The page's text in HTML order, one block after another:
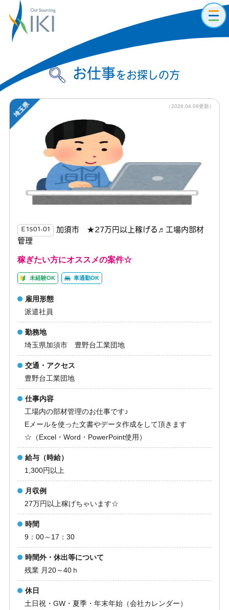
お仕事をお探しの方
Ｅ1501-01
加須市 ★27万円以上稼げる♬工場内部材
管理
稼ぎたい方にオススメの案件☆
未経験OK 車通勤OK
雇用形態
派遣社員
勤務地
埼玉県加須市 豊野台工業団地
交通・アクセス
豊野台工業団地
仕事内容
工場内の部材管理のお仕事です♪
Eメールを使った文書やデータ作成をして頂きます
☆（Excel・Word・PowerPoint使用）
給与（時給）
1,300円以上
月収例
27万円以上稼げちゃいます☆
時間
9：00～17：30
時間外・休出等について
残業 月20～40ｈ
休日
土日祝・GW・夏季・年末年始（会社カレンダー）
（2026.04.09更新）
埼玉県